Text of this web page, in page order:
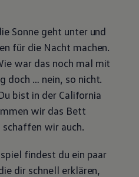
Sonne geht unter und
für die Nacht machen.
war das noch mal mit
doch … nein, so nicht.
bist in der California
wir das Bett
schaffen wir auch.
findest du ein paar
dir schnell erklären,